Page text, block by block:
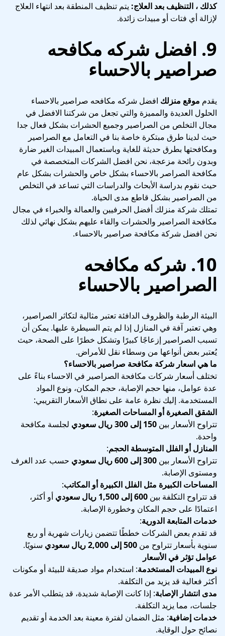
كذلك ، التنظيف بعد العلاج: يتم تنظيف المنطقة بعد انتهاء العلاج
لإزالة أي فتات أو مبيدات زائدة.
9. افضل شركه مكافحه
صراصير بالاحساء
يقدم موقع منزلك افضل شركه مكافحه صراصير بالاحساء
الحلول العديدة والمميزة والتي تجعل من شركتنا الافضل في
مجال التخلص من الصراصير وجميع الحشرات بشكل فعال جدا
حيث لدينا طرق مبتكرة خاصة بنا في التعامل مع الصراصير
ومكافحتها بطرق حديثة للغاية وباستعمال المبيدات الغير ضارة
وبدون رائحة مزعجة، نحن افضل الشركات المتخصصة في
مكافحة الصراصر بالاحساء بشكل خاص والحشرات بشكل عام
حيث نقوم بدراسة الأبحاث والدراسات التي تساعد في التخلص
من الصراصير بشكل قاطع مدى الحياة.
تمتلك شركة منزلك أفضل الحرفيين والعمالة والخبراء في مجال
مكافحة الصراصير والحشرات والقاء عليهم بشكل نهائي لذلك
نحن افضل شركة مكافحة صراصير بالاحساء.
10. شركه مكافحه
الصراصير بالاحساء
البيئة الرطبة والظروف الدافئة تعتبر مثالية لتكاثر الصراصير،
وهي تعتبر آفة في المنازل إذا لم يتم السيطرة عليها. يمكن أن
تسبب الصراصير إزعاجًا كبيرًا وتشكل خطرًا على الصحة، حيث
يُعتبر بعض أنواعها من وسطاء نقل للأمراض.
ما هي اسعار شركة مكافحة صراصير بالاحساء؟
تختلف أسعار شركات مكافحة الصراصير في الاحساء بناءً على
عدة عوامل، منها حجم الإصابة، حجم المكان، ونوع المواد
المستخدمة. إليك نظرة عامة على نطاق الأسعار التقريبي:
الشقق الصغيرة أو المساحات الصغيرة:
تتراوح الأسعار بين 150 إلى 300 ريال سعودي
لجلسة مكافحة
واحدة.
المنازل أو الفلل المتوسطة الحجم:
تتراوح الأسعار بين 300 إلى 600 ريال سعودي
حسب عدد الغرف
ومستوى الإصابة.
المساحات الكبيرة مثل الفلل الكبيرة أو المكاتب:
قد تتراوح التكلفة بين 600 إلى 1,500 ريال سعودي
أو أكثر،
اعتمادًا على حجم المكان وخطورة الإصابة.
خدمات المتابعة الدورية:
قد تقدم بعض الشركات خططًا تتضمن زيارات شهرية أو ربع
سنوية بأسعار تتراوح من 500 إلى 2,000 ريال سعودي
سنويًا.
عوامل تؤثر في الأسعار
نوع المبيدات المستخدمة: استخدام مواد صديقة للبيئة أو مكونات
أكثر فعالية قد يزيد من التكلفة.
مدى انتشار الإصابة: إذا كانت الإصابة شديدة، قد يتطلب الأمر عدة
جلسات، مما يزيد التكلفة.
خدمات إضافية: مثل الضمان لفترة معينة بعد الخدمة أو تقديم
نصائح حول الوقاية.